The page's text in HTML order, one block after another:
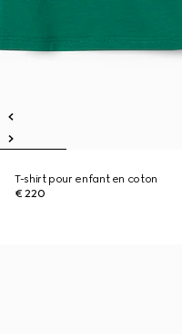
T-shirt pour enfant en coton
€ 220